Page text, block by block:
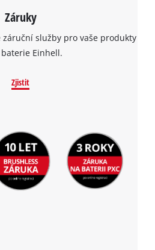
Záruky
služby pro vaše produkty
Einhell.
Zjistit